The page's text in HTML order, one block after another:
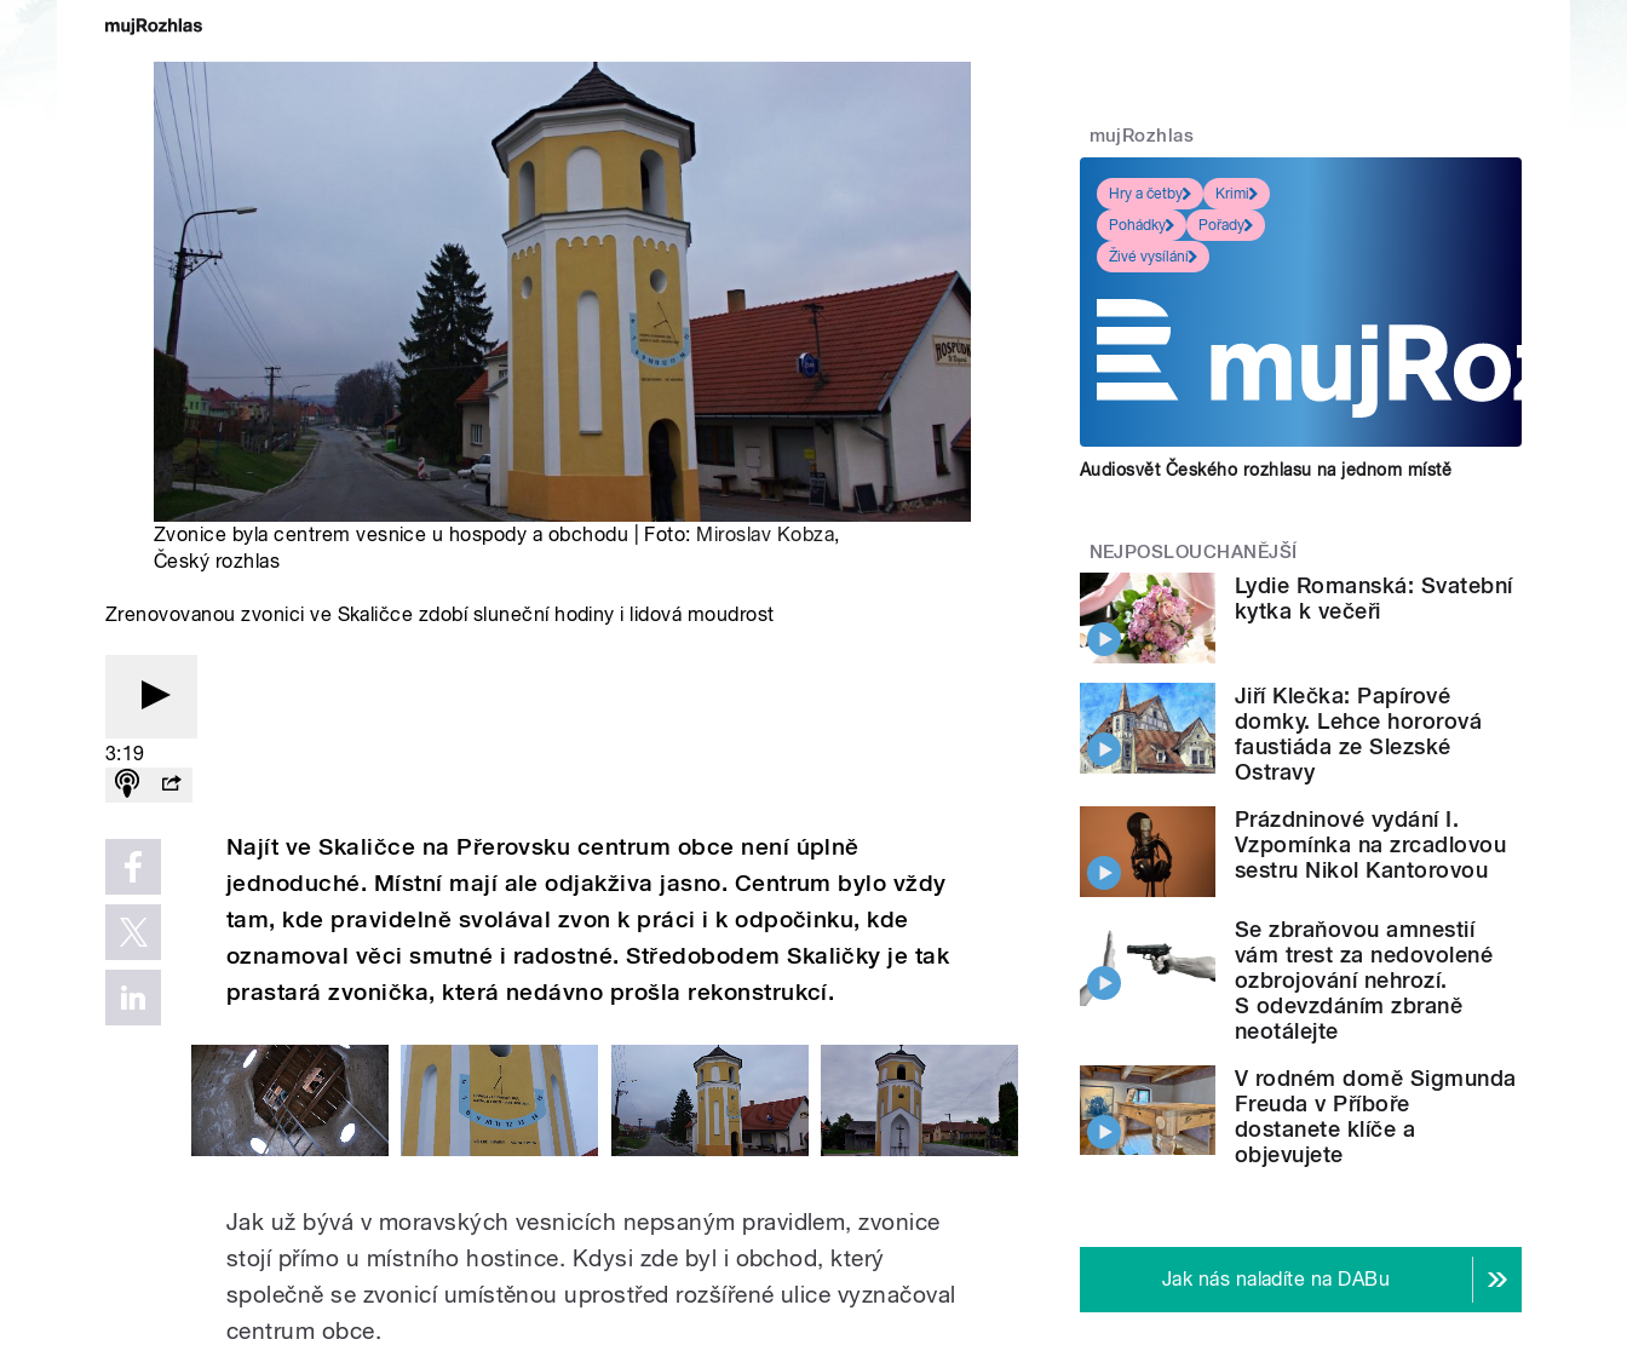
Zvonice byla centrem vesnice u hospody a obchodu | Foto: Miroslav Kobza,
Český rozhlas
Zrenovovanou zvonici ve Skaličce zdobí sluneční hodiny i lidová moudrost
3:19
Najít ve Skaličce na Přerovsku centrum obce není úplně
jednoduché. Místní mají ale odjakživa jasno. Centrum bylo vždy
tam, kde pravidelně svolával zvon k práci i k odpočinku, kde
oznamoval věci smutné i radostné. Středobodem Skaličky je tak
prastará zvonička, která nedávno prošla rekonstrukcí.
Jak už bývá v moravských vesnicích nepsaným pravidlem, zvonice
stojí přímo u místního hostince. Kdysi zde byl i obchod, který
společně se zvonicí umístěnou uprostřed rozšířené ulice vyznačoval
centrum obce.
mujRozhlas
Hry a četby
Krimi
Pohádky
Pořady
Živé vysílání
Audiosvět Českého rozhlasu na jednom místě
NEJPOSLOUCHANĚJŠÍ
Lydie Romanská: Svatební
kytka k večeři
Jiří Klečka: Papírové
domky. Lehce hororová
faustiáda ze Slezské
Ostravy
Prázdninové vydání I.
Vzpomínka na zrcadlovou
sestru Nikol Kantorovou
Se zbraňovou amnestií
vám trest za nedovolené
ozbrojování nehrozí.
S odevzdáním zbraně
neotálejte
V rodném domě Sigmunda
Freuda v Příboře
dostanete klíče a
objevujete
Jak nás naladíte na DABu